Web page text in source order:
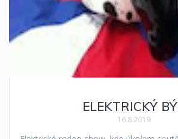
ELEKTRICKÝ
16.8.2019